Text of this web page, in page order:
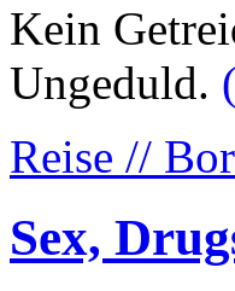
Kein
Ungeduld.
Reise //
Sex,